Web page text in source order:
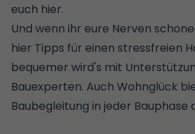
euch hier.
Und wenn ihr eure Nerven
hier Tipps für einen stressfreien
bequemer wird's mit
Bauexperten. Auch Wohnglück
Baubegleitung in jeder Bauphase